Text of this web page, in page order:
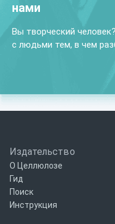
нами
Вы творческий
с людьми тем, в чем
Издательство
О Целлюлозе
Гид
Поиск
Инструкция